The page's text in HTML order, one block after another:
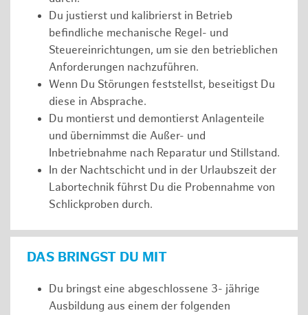
Du justierst und kalibrierst in Betrieb
befindliche mechanische Regel- und
Steuereinrichtungen, um sie den betrieblichen
Anforderungen nachzuführen.
Wenn Du Störungen feststellst, beseitigst Du
diese in Absprache.
Du montierst und demontierst Anlagenteile
und übernimmst die Außer- und
Inbetriebnahme nach Reparatur und Stillstand.
In der Nachtschicht und in der Urlaubszeit der
Labortechnik führst Du die Probennahme von
Schlickproben durch.
DAS BRINGST DU MIT
Du bringst eine abgeschlossene 3- jährige
Ausbildung aus einem der folgenden